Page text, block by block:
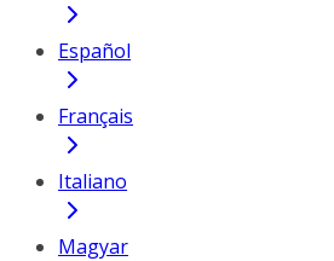
Español
Français
Italiano
Magyar